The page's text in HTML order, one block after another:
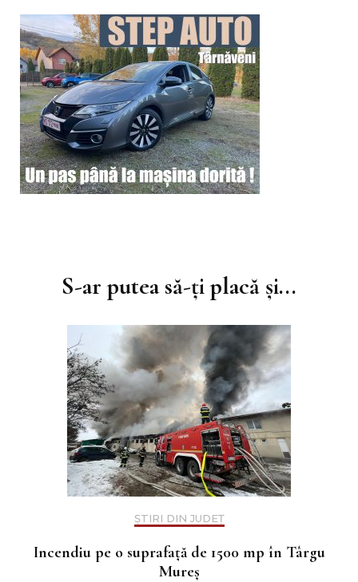
articoleS-ar putea să-ți placă și...
ȘTIRI DIN JUDEȚ
Incendiu pe o suprafață de 1500 mp în Târgu
Mureș